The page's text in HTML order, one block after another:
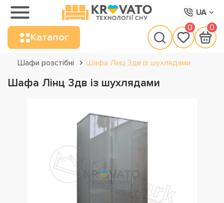
UA
Каталог
0 0
Шафи розстібні Шафа Лінц 3дв із шухлядами
Шафа Лінц 3дв із шухлядами